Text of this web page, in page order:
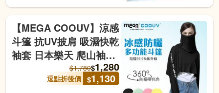
【MEGA COOUV】涼感
斗篷 抗UV披肩 吸濕快乾
袖套 日本樂天 爬山袖套
冰肌袖套 素色防曬袖套
$1,780$1,280
逗點折後價 $1,130